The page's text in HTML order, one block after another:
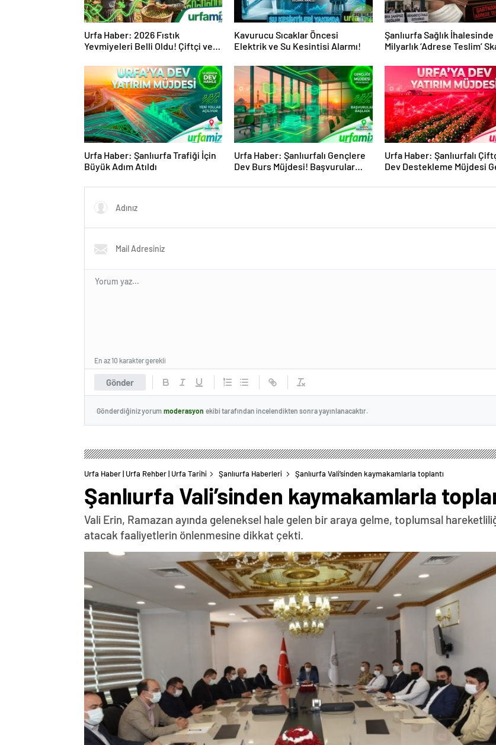
Urfa Haber: 2026 Fıstık
Yevmiyeleri Belli Oldu! Çiftçi ve
Kavurucu Sıcaklar Öncesi
Elektrik ve Su Kesintisi Alarmı!
Şanlıurfa Sağlık İhalesinde
Milyarlık ‘Adrese Teslim’
Urfa Haber: Şanlıurfa Trafiği İçin
Büyük Adım Atıldı
Urfa Haber: Şanlıurfalı Gençlere
Dev Burs Müjdesi! Başvurular
Urfa Haber: Şanlıurfalı
Dev Destekleme Müjdesi
Gönder
En az 10 karakter gerekli
Gönderdiğiniz yorum moderasyon ekibi tarafından incelendikten sonra yayınlanacaktır.
Urfa Haber | Urfa Rehber | Urfa Tarihi Şanlıurfa Haberleri Şanlıurfa Vali’sinden kaymakamlarla toplantı
Şanlıurfa Vali’sinden kaymakamlarla
Vali Erin, Ramazan ayında geleneksel hale gelen bir araya gelme, toplumsal
atacak faaliyetlerin önlenmesine dikkat çekti.